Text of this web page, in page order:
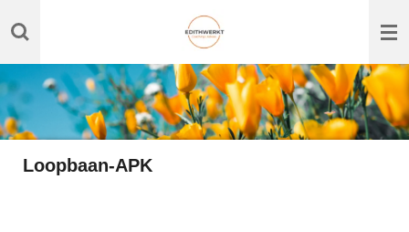
Ga
direct
de
hoofdinhoud
Loopbaan-APK